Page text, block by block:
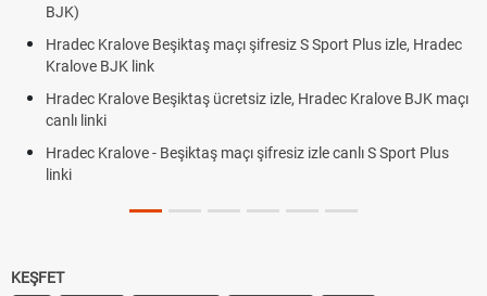
BJK)
Hradec Kralove Beşiktaş maçı şifresiz S Sport Plus izle, Hradec
Kralove BJK link
Hradec Kralove Beşiktaş ücretsiz izle, Hradec Kralove BJK maçı
canlı linki
Hradec Kralove - Beşiktaş maçı şifresiz izle canlı S Sport Plus
linki
KEŞFET